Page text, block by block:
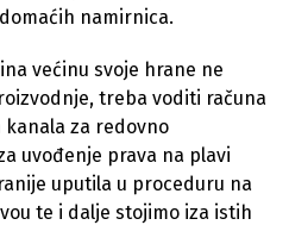
namirnica.
većinu svoje hrane ne
treba voditi računa
za redovno
uvođenje prava na plavi
uputila u proceduru na
te i dalje stojimo iza istih